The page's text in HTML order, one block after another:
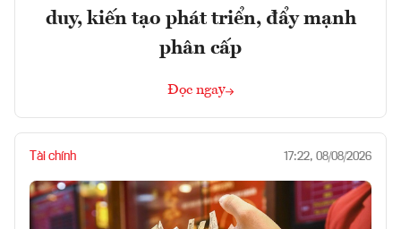
duy, kiến tạo phát triển, đẩy mạnh
phân cấp
Đọc ngay
Tài chính 17:22, 08/08/2026